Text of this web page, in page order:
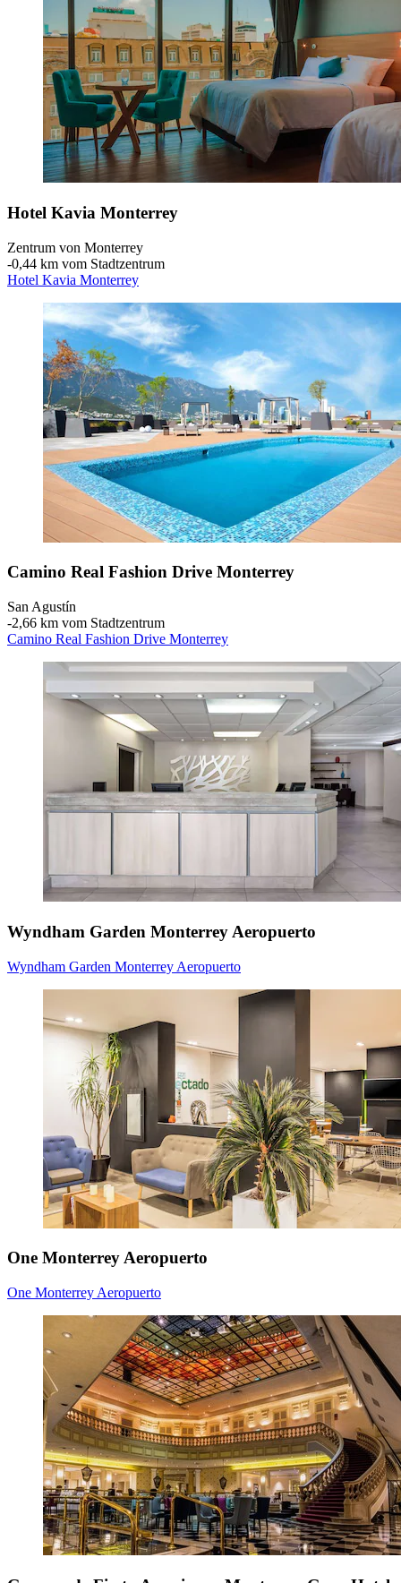
Hotel Kavia Monterrey
Zentrum von Monterrey
‐0,44 km vom Stadtzentrum
Hotel Kavia Monterrey
Camino Real Fashion Drive Monterrey
San Agustín
‐2,66 km vom Stadtzentrum
Camino Real Fashion Drive Monterrey
Wyndham Garden Monterrey Aeropuerto
Wyndham Garden Monterrey Aeropuerto
One Monterrey Aeropuerto
One Monterrey Aeropuerto